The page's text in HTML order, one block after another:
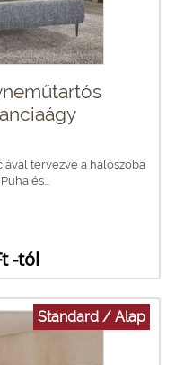
tervezve a hálószoba
és...
-tól
Standard / Alap